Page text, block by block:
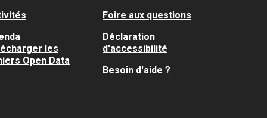
les
Open Data
Foire aux questions
Déclaration
d'accessibilité
Besoin d'aide ?